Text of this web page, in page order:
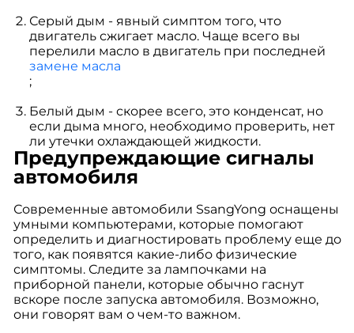
Серый дым - явный симптом того, что
двигатель сжигает масло. Чаще всего вы
перелили масло в двигатель при последней
замене масла
;
Белый дым - скорее всего, это конденсат, но
если дыма много, необходимо проверить, нет
ли утечки охлаждающей жидкости.
Предупреждающие сигналы
автомобиля
Современные автомобили SsangYong оснащены
умными компьютерами, которые помогают
определить и диагностировать проблему еще до
того, как появятся какие-либо физические
симптомы. Следите за лампочками на
приборной панели, которые обычно гаснут
вскоре после запуска автомобиля. Возможно,
они говорят вам о чем-то важном.